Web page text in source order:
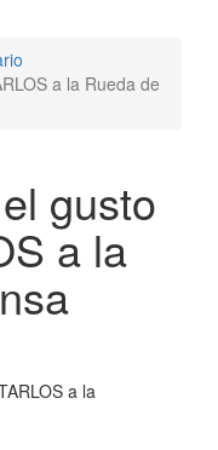
a la Rueda de
gusto
a la